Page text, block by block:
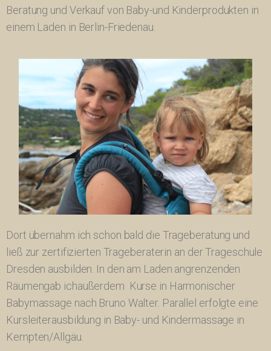
Beratung und Verkauf von Baby-und Kinderprodukten in
einem Laden in Berlin-Friedenau.
Dort übernahm ich schon bald die Trageberatung und
ließ zur zertifizierten Trageberaterin an der Trageschule
Dresden ausbilden. In den am Laden angrenzenden
Räumengab ichaußerdem Kurse in Harmonischer
Babymassage nach Bruno Walter. Parallel erfolgte eine
Kursleiterausbildung in Baby- und Kindermassage in
Kempten/Allgäu.